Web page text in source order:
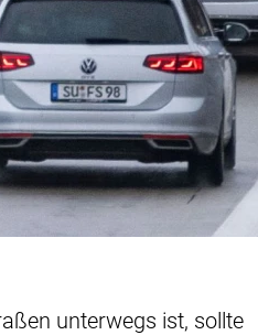
unterwegs ist, sollte